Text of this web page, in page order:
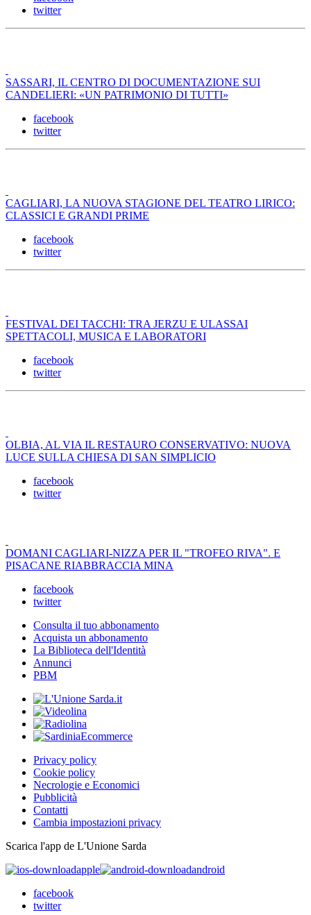
twitter
SASSARI, IL CENTRO DI DOCUMENTAZIONE SUI
CANDELIERI: «UN PATRIMONIO DI TUTTI»
facebook
twitter
CAGLIARI, LA NUOVA STAGIONE DEL TEATRO LIRICO:
CLASSICI E GRANDI PRIME
facebook
twitter
FESTIVAL DEI TACCHI: TRA JERZU E ULASSAI
SPETTACOLI, MUSICA E LABORATORI
facebook
twitter
OLBIA, AL VIA IL RESTAURO CONSERVATIVO: NUOVA
LUCE SULLA CHIESA DI SAN SIMPLICIO
facebook
twitter
DOMANI CAGLIARI-NIZZA PER IL "TROFEO RIVA". E
PISACANE RIABBRACCIA MINA
facebook
twitter
Consulta il tuo abbonamento
Acquista un abbonamento
La Biblioteca dell'Identità
Annunci
PBM
Privacy policy
Cookie policy
Necrologie e Economici
Pubblicità
Contatti
Cambia impostazioni privacy
Scarica l'app de L'Unione Sarda
apple
android
facebook
twitter